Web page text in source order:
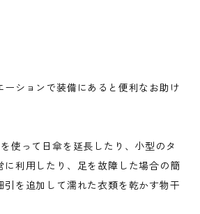
ーションで装備にあると便利なお助け
使って日傘を延長したり、小型のタ
に利用したり、足を故障した場合の簡
引を追加して濡れた衣類を乾かす物干